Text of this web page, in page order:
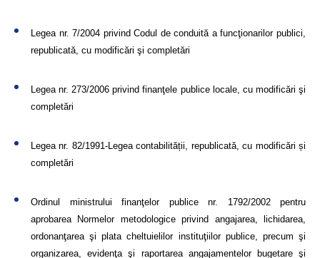
Legea nr. 7/2004 privind Codul de conduită a funcţionarilor publici,
republicată, cu modificări şi completări
Legea nr. 273/2006 privind finanţele publice locale, cu modificări şi
completări
Legea nr. 82/1991-Legea contabilității, republicată, cu modificări și
completări
Ordinul ministrului finanţelor publice nr. 1792/2002 pentru
aprobarea Normelor metodologice privind angajarea, lichidarea,
ordonanţarea şi plata cheltuielilor instituţiilor publice, precum şi
organizarea, evidenţa şi raportarea angajamentelor bugetare şi